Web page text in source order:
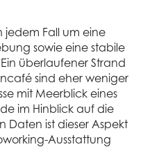
jedem Fall um eine
sowie eine stabile
überlaufener Strand
sind eher weniger
mit Meerblick eines
im Hinblick auf die
ist dieser Aspekt
Ausstattung